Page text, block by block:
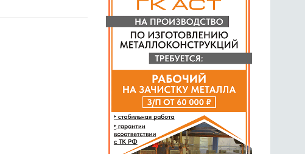
ПРЕДЛОЖИТЬ НОВОСТЬ
ФОТО